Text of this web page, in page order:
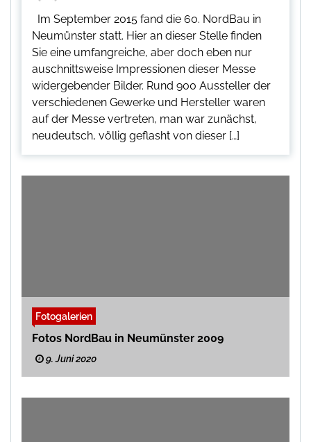
Im September 2015 fand die 60. NordBau in
Neumünster statt. Hier an dieser Stelle finden
Sie eine umfangreiche, aber doch eben nur
auschnittsweise Impressionen dieser Messe
widergebender Bilder. Rund 900 Aussteller der
verschiedenen Gewerke und Hersteller waren
auf der Messe vertreten, man war zunächst,
neudeutsch, völlig geflasht von dieser […]
Fotogalerien
Fotos NordBau in Neumünster 2009
9. Juni 2020